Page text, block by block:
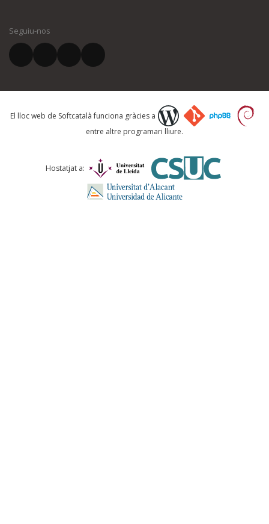
El vostre correu electrònic *
Què proposeu?
Comentari *
Seguiu-nos
El lloc web de Softcatalà funciona gràcies a
entre altre programari lliure.
Hostatjat a: